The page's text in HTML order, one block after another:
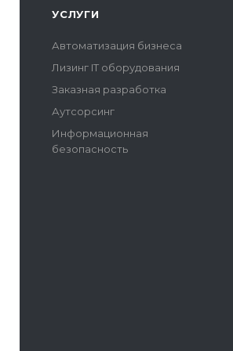
УСЛУГИ
Автоматизация бизнеса
Лизинг IT оборудования
Заказная разработка
Аутсорсинг
Информационная
безопасность